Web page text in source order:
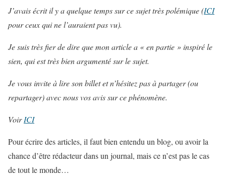
J’avais écrit il y a quelque temps sur ce sujet très polémique (ICI
pour ceux qui ne l’auraient pas vu).
Je suis très fier de dire que mon article a « en partie » inspiré le
sien, qui est très bien argumenté sur le sujet.
Je vous invite à lire son billet et n’hésitez pas à partager (ou
repartager) avec nous vos avis sur ce phénomène.
VoirICI
Pour écrire des articles, il faut bien entendu un blog, ou avoir la
chance d’être rédacteur dans un journal, mais ce n’est pas le cas
de tout le monde…